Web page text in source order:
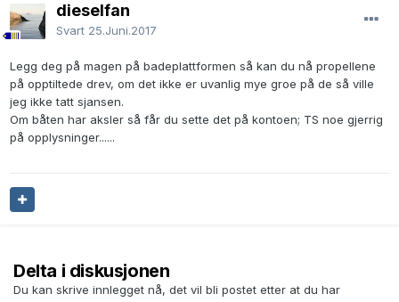
dieselfan
Svart 25.Juni.2017
Legg deg på magen på badeplattformen så kan du nå propellene
på opptiltede drev, om det ikke er uvanlig mye groe på de så ville
jeg ikke tatt sjansen.
Om båten har aksler så får du sette det på kontoen; TS noe gjerrig
på opplysninger......
Delta i diskusjonen
Du kan skrive innlegget nå, det vil bli postet etter at du har